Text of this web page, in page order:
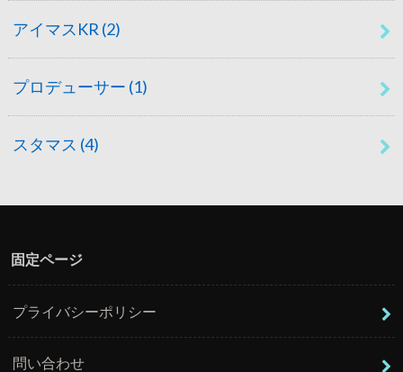
アイマスKR (2)
プロデューサー (1)
スタマス (4)
固定ページ
プライバシーポリシー
問い合わせ